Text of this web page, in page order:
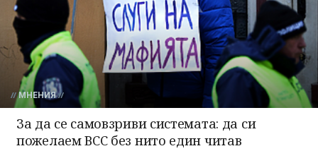
МНЕНИЯ
За да се самовзриви системата: да си
пожелаем ВСС без нито един читав